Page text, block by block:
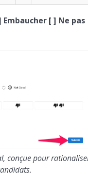
[ ] Ne pas
conçue pour